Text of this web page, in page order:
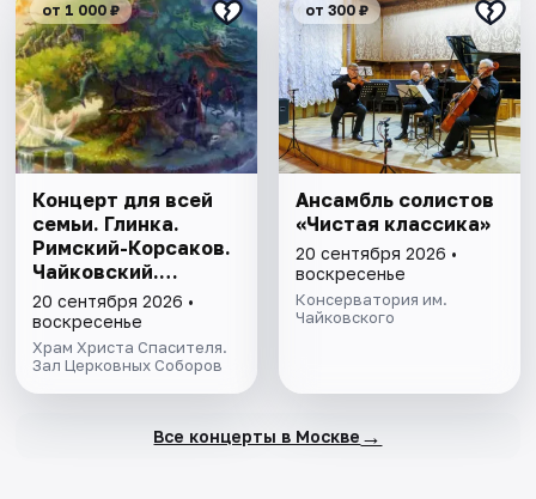
от 1 000 ₽
Концерт для всей
семьи. Глинка.
Римский-Корсаков.
Чайковский.
Бородин
20 сентября 2026 •
воскресенье
Храм Христа Спасителя.
Зал Церковных Соборов
от 300 ₽
Ансамбль солистов
«Чистая классика»
20 сентября 2026 •
воскресенье
Консерватория им.
Чайковского
Все концерты в Москве →